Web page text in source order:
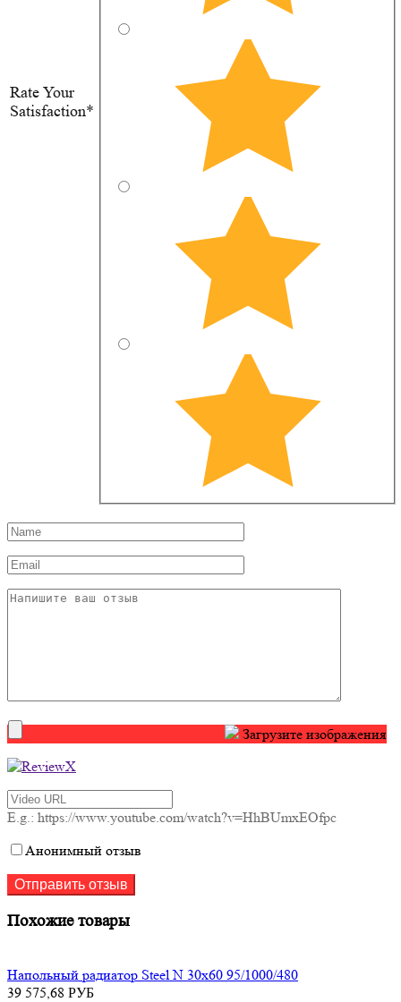
Rate Your
Satisfaction*
Загрузите изображения
E.g.: https://www.youtube.com/watch?v=HhBUmxEOfpc
Анонимный отзыв
Похожие товары
Напольный радиатор Steel N 30х60 95/1000/480
39 575,68 РУБ